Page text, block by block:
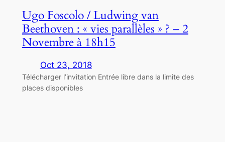
Ugo Foscolo / Ludwing van
Beethoven : « vies parallèles » ? – 2
Novembre à 18h15
Oct 23, 2018
Télécharger l’invitation Entrée libre dans la limite des
places disponibles